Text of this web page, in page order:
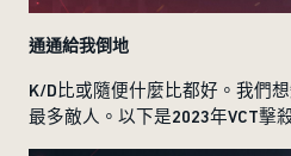
通通給我倒地
K/D比或隨便什麼比都好。我們
最多敵人。以下是2023年VCT擊